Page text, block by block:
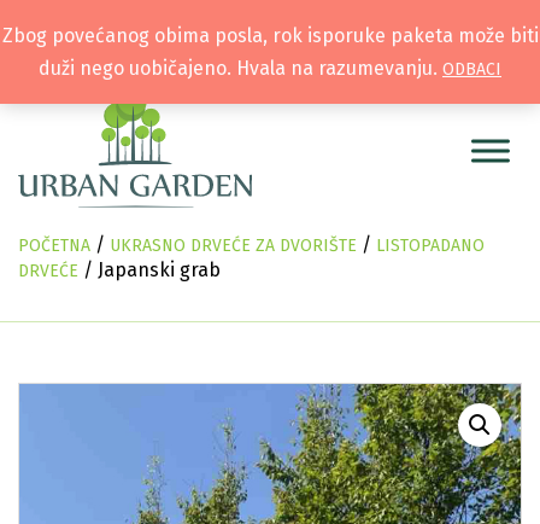
POČETNA / UKRASNO DRVEĆE ZA DVORIŠTE / LISTOPADANO
DRVEĆE / Japanski grab
Zbog povećanog obima posla, rok isporuke paketa može biti
duži nego uobičajeno. Hvala na razumevanju. ODBACI